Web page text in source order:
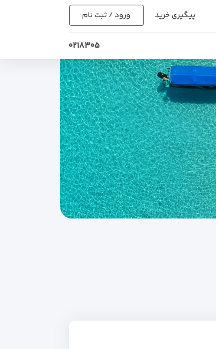
پیگیری خرید ورود / ثبت نام
۰۲۱۸۳۰۵